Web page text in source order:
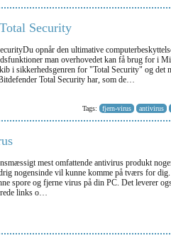
Security
opnår den ultimative
man overhovedet kan få brug for i
i sikkerhedsgenren for "Total Security" og det
Total Security har, som de…
Tags: fjern-virus antivirus
mest omfattende antivirus produkt
nogensinde vil kunne komme på tværs for
spore og fjerne virus på din PC. Det leverer
links o…